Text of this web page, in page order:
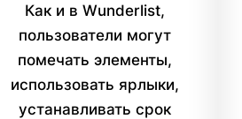
Как и в Wunderlist,
пользователи могут
помечать элементы,
использовать ярлыки,
устанавливать срок